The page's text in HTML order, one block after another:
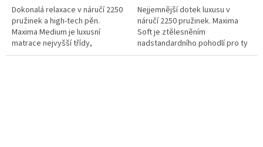
Dokonalá relaxace v náručí 2250
pružinek a high-tech pěn.
Maxima Medium je luxusní
matrace nejvyšší třídy,
navržená pro uživatele
Nejjemnější dotek luxusu v
náručí 2250 pružinek. Maxima
Soft je ztělesněním
nadstandardního pohodlí pro ty
nejnáročnější. Tato 34 cm